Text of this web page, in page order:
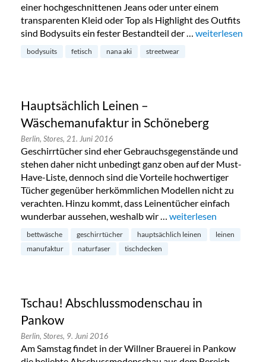
einer hochgeschnittenen Jeans oder unter einem
transparenten Kleid oder Top als Highlight des Outfits
sind Bodysuits ein fester Bestandteil der … „Bodysuits von
weiterlesen
bodysuits fetisch nana aki streetwear
Hauptsächlich Leinen –
Wäschemanufaktur in Schöneberg
Berlin, Stores, 21. Juni 2016
Geschirrtücher sind eher Gebrauchsgegenstände und
stehen daher nicht unbedingt ganz oben auf der Must-
Have-Liste, dennoch sind die Vorteile hochwertiger
Tücher gegenüber herkömmlichen Modellen nicht zu
verachten. Hinzu kommt, dass Leinentücher einfach
wunderbar aussehen, weshalb wir … „Hauptsächlich Leinen
weiterlesen
bettwäsche geschirrtücher hauptsächlich leinen
leinen
manufaktur
naturfaser tischdecken
Tschau! Abschlussmodenschau in
Pankow
Berlin, Stores, 9. Juni 2016
Am Samstag findet in der Willner Brauerei in Pankow